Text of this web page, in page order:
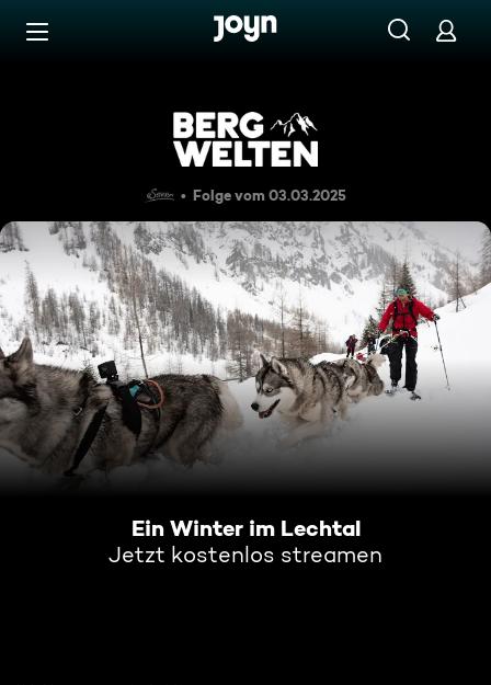
Zum Inhalt springen
Ein Winter im Lechtal
Folge vom 03.03.2025
Ein Winter im Lechtal
Jetzt kostenlos streamen